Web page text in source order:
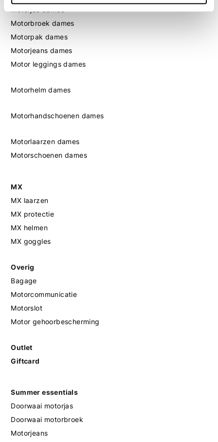
Motorbroek dames
Motorpak dames
Motorjeans dames
Motor leggings dames
Motorhelm dames
Motorhandschoenen dames
Motorlaarzen dames
Motorschoenen dames
MX
MX laarzen
MX protectie
MX helmen
MX goggles
Overig
Bagage
Motorcommunicatie
Motorslot
Motor gehoorbescherming
Outlet
Giftcard
Summer essentials
Doorwaai motorjas
Doorwaai motorbroek
Motorjeans